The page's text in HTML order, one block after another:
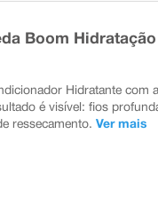
Boom
Hidratante com
é visível: fios
ressecamento. Ver mais